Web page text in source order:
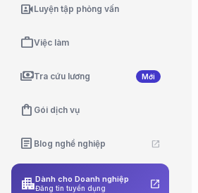
video_camera_frontLuyện tập phỏng vấn
workViệc làm
paymentsTra cứu lương Mới
shopping_bag Gói dịch vụ
article Blog nghề nghiệp open_in_new
apartmentDành cho Doanh nghiệp
Đăng tin tuyển dụng open_in_new